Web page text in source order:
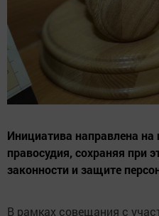
Инициатива направлена
правосудия, сохраняя при
законности и защите
В рамках совещания с